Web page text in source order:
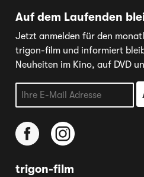
Auf dem Laufenden
Jetzt anmelden für den
trigon-film und informiert
Neuheiten im Kino, auf DVD
trigon-film